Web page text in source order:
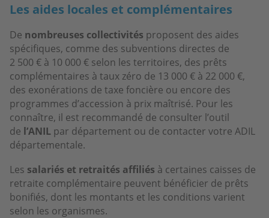
Les aides locales et complémentaires
De nombreuses collectivités proposent des aides
spécifiques, comme des subventions directes de
2 500 € à 10 000 € selon les territoires, des prêts
complémentaires à taux zéro de 13 000 € à 22 000 €,
des exonérations de taxe foncière ou encore des
programmes d’accession à prix maîtrisé. Pour les
connaître, il est recommandé de consulter l’outil
de l’ANIL par département ou de contacter votre ADIL
départementale.
Les salariés et retraités affiliés à certaines caisses de
retraite complémentaire peuvent bénéficier de prêts
bonifiés, dont les montants et les conditions varient
selon les organismes.